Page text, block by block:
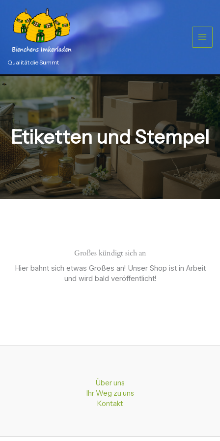
Inhalt
springen
Qualität die Summt
Etiketten und Stempel
Großes kündigt sich an
Hier bahnt sich etwas Großes an! Unser Shop ist in Arbeit
und wird bald veröffentlicht!
Über uns
Ihr Weg zu uns
Kontakt